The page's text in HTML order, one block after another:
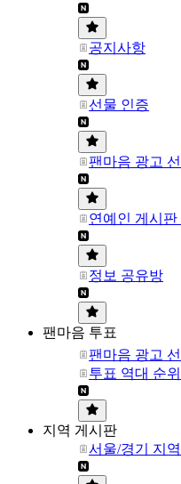
공지사항
선물 인증
팬마음 광고
연예인 게시판
정보 공유방
팬마음 투표
팬마음 광고
투표 역대 순위
지역 게시판
서울/경기 지